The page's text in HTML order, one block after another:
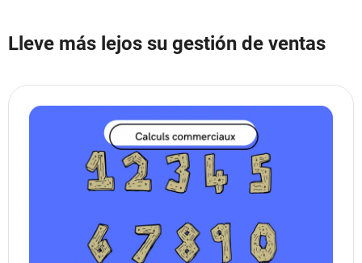
Lleve más lejos su gestión de ventas